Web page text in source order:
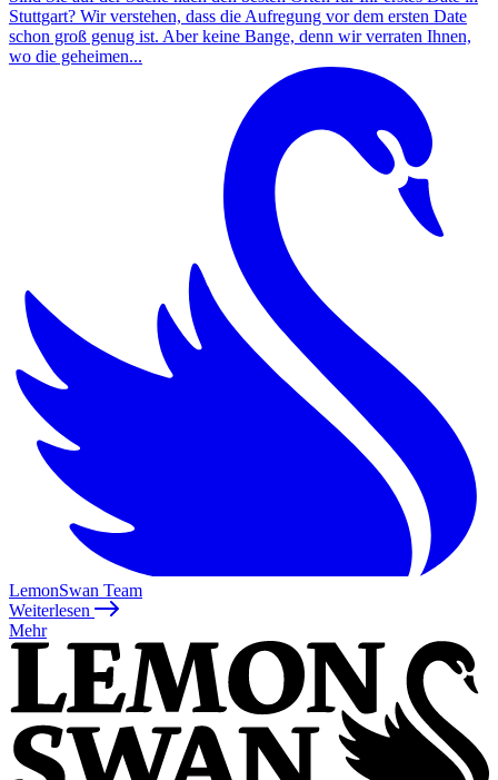
Stuttgart? Wir verstehen, dass die Aufregung vor dem ersten Date
schon groß genug ist. Aber keine Bange, denn wir verraten Ihnen,
wo die geheimen...
LemonSwan Team
Weiterlesen
Mehr